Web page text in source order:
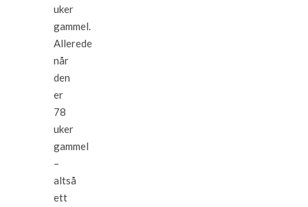
uker
gammel.
Allerede
når
den
er
78
uker
gammel
–
altså
ett